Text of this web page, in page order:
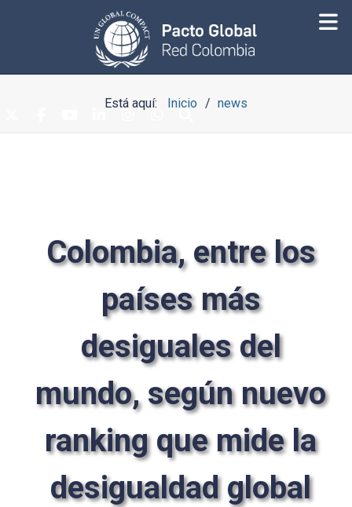
Está aquí: Inicio news
Colombia, entre los
países más
desiguales del
mundo, según nuevo
ranking que mide la
desigualdad global